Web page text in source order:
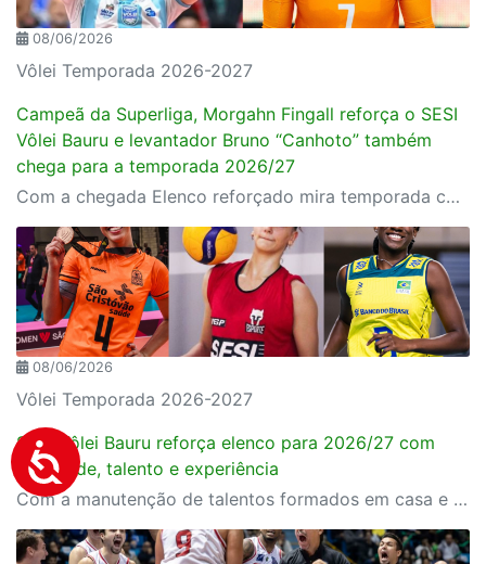
08/06/2026
Vôlei Temporada 2026-2027
Campeã da Superliga, Morgahn Fingall reforça o SESI
Vôlei Bauru e levantador Bruno “Canhoto” também
chega para a temporada 2026/27
Com a chegada Elenco reforçado mira temporada competitiva
08/06/2026
Vôlei Temporada 2026-2027
SESI Vôlei Bauru reforça elenco para 2026/27 com
juventude, talento e experiência
Com a manutenção de talentos formados em casa e a chegada de reforços pontuais, o SESI Vôlei Bauru se posiciona de forma competitiva para a temporada 2026/27